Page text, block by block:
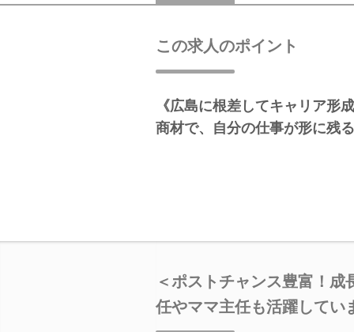
この求人のポイント
《広島に根差してキャリア形
商材で、自分の仕事が形に残
＜ポストチャンス豊富！
任やママ主任も活躍してい